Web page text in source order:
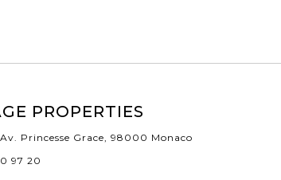
PROPERTIES
Princesse Grace, 98000 Monaco
97 20